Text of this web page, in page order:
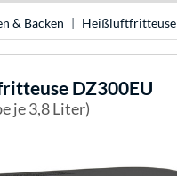
& Backen Heißluftfritteuse
DZ300EU
je 3,8 Liter)